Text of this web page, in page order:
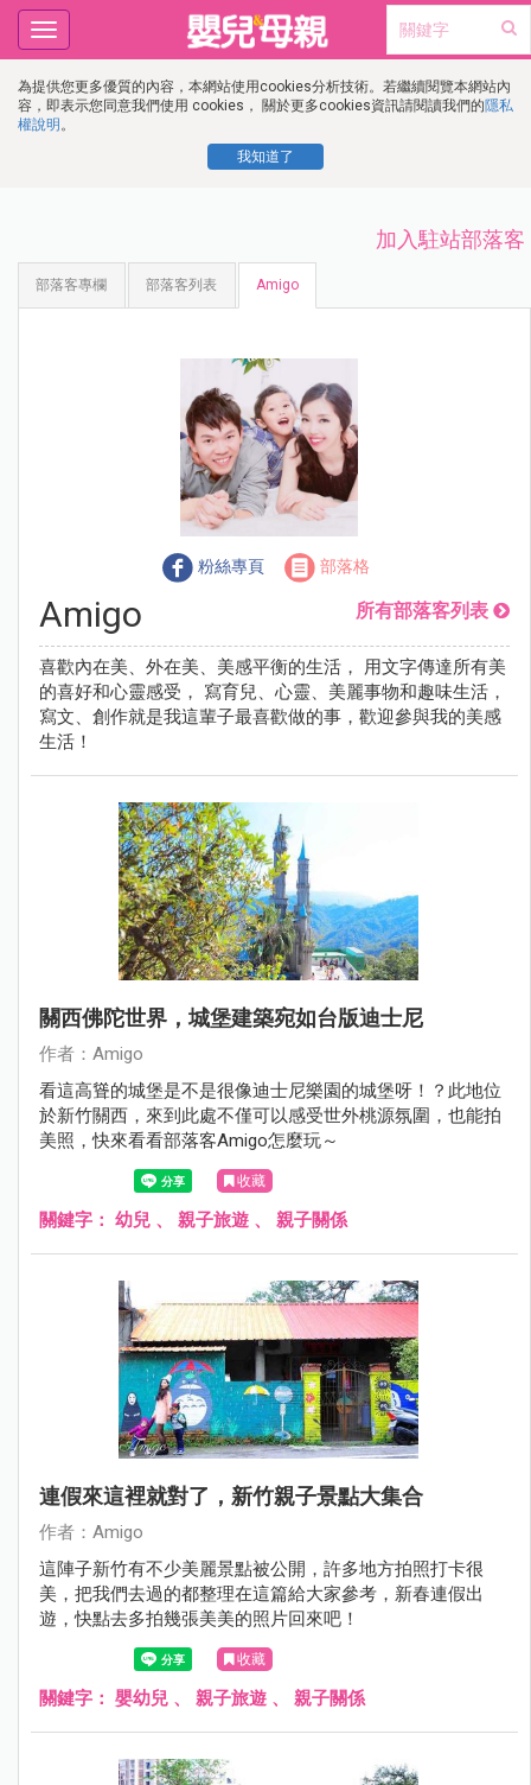
為提供您更多優質的內容，本網站使用cookies分析技術。若繼續閱覽本網站內
容，即表示您同意我們使用 cookies， 關於更多cookies資訊請閱讀我們的隱私
權說明 。
我知道了
Toggle
navigation
加入駐站部落客
部落客專欄 部落客列表 Amigo
粉絲專頁 部落格
Amigo 所有部落客列表
喜歡內在美、外在美、美感平衡的生活， 用文字傳達所有美
的喜好和心靈感受， 寫育兒、心靈、美麗事物和趣味生活，
寫文、創作就是我這輩子最喜歡做的事，歡迎參與我的美感
生活！
關西佛陀世界，城堡建築宛如台版迪士尼
作者：Amigo
看這高聳的城堡是不是很像迪士尼樂園的城堡呀！？此地位
於新竹關西，來到此處不僅可以感受世外桃源氛圍，也能拍
美照，快來看看部落客Amigo怎麼玩～
收藏
關鍵字： 幼兒 、 親子旅遊 、 親子關係
連假來這裡就對了，新竹親子景點大集合
作者：Amigo
這陣子新竹有不少美麗景點被公開，許多地方拍照打卡很
美，把我們去過的都整理在這篇給大家參考，新春連假出
遊，快點去多拍幾張美美的照片回來吧！
收藏
關鍵字： 嬰幼兒 、 親子旅遊 、 親子關係